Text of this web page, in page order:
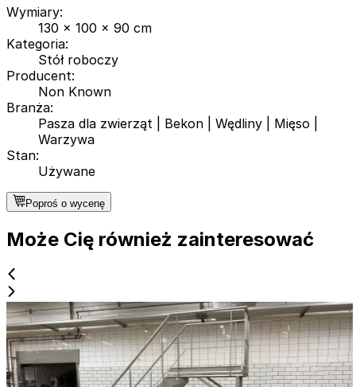
Wymiary:
130 x 100 x 90 cm
Kategoria:
Stół roboczy
Producent:
Non Known
Branża:
Pasza dla zwierząt
Bekon Wędliny Mięso
Warzywa
Stan:
Używane
Poproś o wycenę
Może Cię również zainteresować
Używane
STAIR / PLATFORM
ID NR 3272